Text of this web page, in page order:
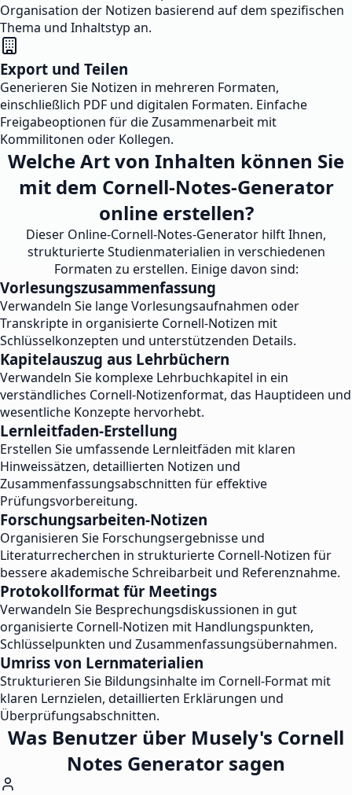
Organisation der Notizen basierend auf dem spezifischen
Thema und Inhaltstyp an.
Export und Teilen
Generieren Sie Notizen in mehreren Formaten,
einschließlich PDF und digitalen Formaten. Einfache
Freigabeoptionen für die Zusammenarbeit mit
Kommilitonen oder Kollegen.
Welche Art von Inhalten können Sie
mit dem Cornell-Notes-Generator
online erstellen?
Dieser Online-Cornell-Notes-Generator hilft Ihnen,
strukturierte Studienmaterialien in verschiedenen
Formaten zu erstellen. Einige davon sind:
Vorlesungszusammenfassung
Verwandeln Sie lange Vorlesungsaufnahmen oder
Transkripte in organisierte Cornell-Notizen mit
Schlüsselkonzepten und unterstützenden Details.
Kapitelauszug aus Lehrbüchern
Verwandeln Sie komplexe Lehrbuchkapitel in ein
verständliches Cornell-Notizenformat, das Hauptideen und
wesentliche Konzepte hervorhebt.
Lernleitfaden-Erstellung
Erstellen Sie umfassende Lernleitfäden mit klaren
Hinweissätzen, detaillierten Notizen und
Zusammenfassungsabschnitten für effektive
Prüfungsvorbereitung.
Forschungsarbeiten-Notizen
Organisieren Sie Forschungsergebnisse und
Literaturrecherchen in strukturierte Cornell-Notizen für
bessere akademische Schreibarbeit und Referenznahme.
Protokollformat für Meetings
Verwandeln Sie Besprechungsdiskussionen in gut
organisierte Cornell-Notizen mit Handlungspunkten,
Schlüsselpunkten und Zusammenfassungsübernahmen.
Umriss von Lernmaterialien
Strukturieren Sie Bildungsinhalte im Cornell-Format mit
klaren Lernzielen, detaillierten Erklärungen und
Überprüfungsabschnitten.
Was Benutzer über Musely's Cornell
Notes Generator sagen